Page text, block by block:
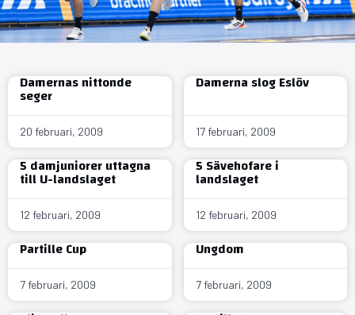
Damernas nittonde
seger
20 februari, 2009
Damerna slog Eslöv
17 februari, 2009
5 damjuniorer uttagna
till U-landslaget
12 februari, 2009
5 Sävehofare i
landslaget
12 februari, 2009
Partille Cup
7 februari, 2009
Ungdom
7 februari, 2009